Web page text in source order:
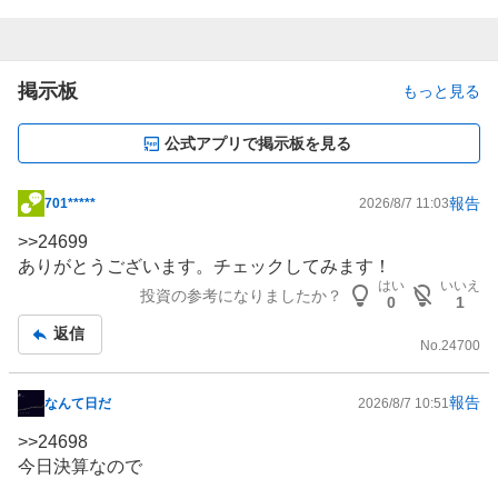
掲示板 もっと見る
公式アプリで掲示板を見る
掲
示
板
事
701***** 2026/8/7 11:03報告
>>24699
ありがとうございます。チェックしてみます！
投資の参考になりましたか？
はい
0
いいえ
1
返信
No. 24700
掲
示
板
なんて日だ 2026/8/7 10:51 報告
>>24698
今日決算なので